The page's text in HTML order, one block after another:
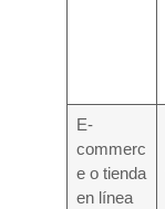
E-
commerc
e o tienda
en línea